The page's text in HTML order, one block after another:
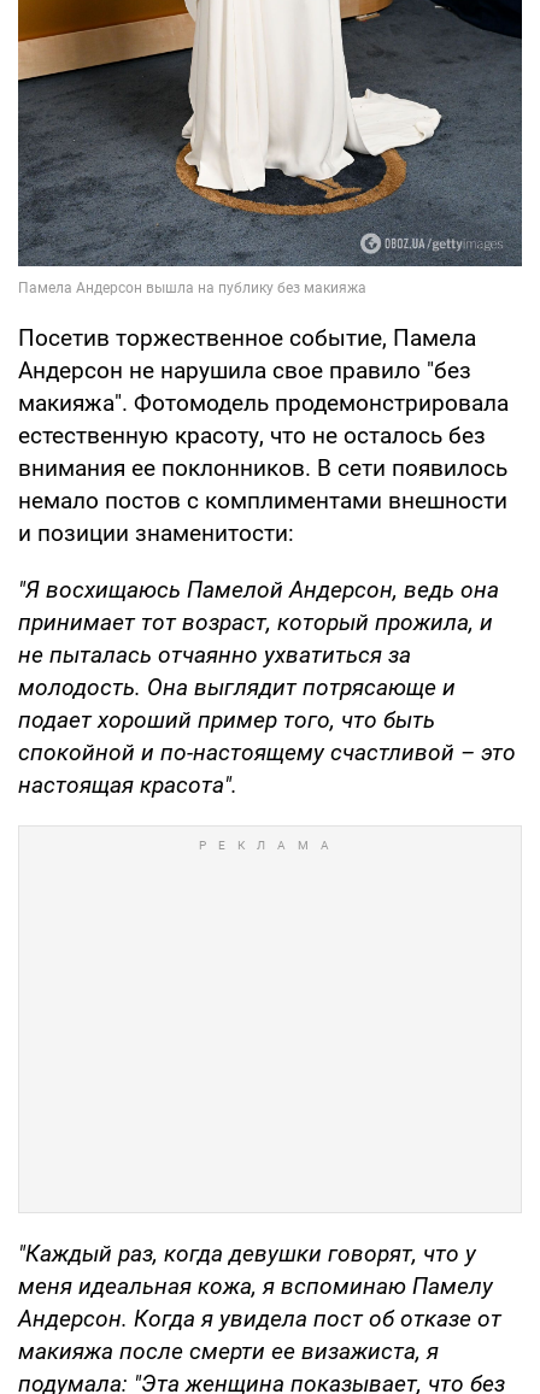
Посетив торжественное событие, Памела
Андерсон не нарушила свое правило "без
макияжа". Фотомодель продемонстрировала
естественную красоту, что не осталось без
внимания ее поклонников. В сети появилось
немало постов с комплиментами внешности
и позиции знаменитости:
"Я восхищаюсь Памелой Андерсон, ведь она
принимает тот возраст, который прожила, и
не пыталась отчаянно ухватиться за
молодость. Она выглядит потрясающе и
подает хороший пример того, что быть
спокойной и по-настоящему счастливой – это
настоящая красота".
"Каждый раз, когда девушки говорят, что у
меня идеальная кожа, я вспоминаю Памелу
Андерсон. Когда я увидела пост об отказе от
макияжа после смерти ее визажиста, я
подумала: "Эта женщина показывает, что без